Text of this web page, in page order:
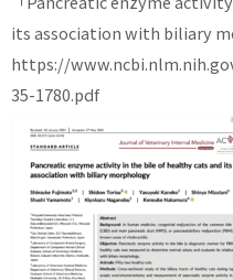
its association with biliary
https://
35-1780.pdf